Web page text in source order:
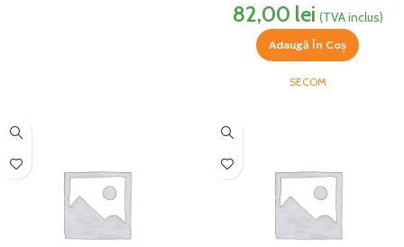
82,00 lei (TVA inclus)
Adaugă În Coș
SECOM